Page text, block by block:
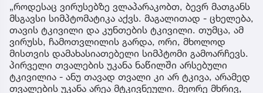
„როდესაც ვირუსებზე ვლაპარაკობთ, ბევრ მათგანს
მსგავსი სიმპტომატიკა აქვს. მაგალითად - ცხელება,
თავის ტკივილი და კუნთების ტკივილი. თუმცა, ამ
ვირუსს, ჩამოთვლილის გარდა, ორი, მხოლოდ
მისთვის დამახასიათებელი სიმპტომი გამოარჩევს.
პირველი თვალების უკანა ნაწილში არსებული
ტკივილია - ანუ თავად თვალი კი არ ტკივა, არამედ
თვალების უკანა არეა მტკივნეული. მეორე მხრივ,